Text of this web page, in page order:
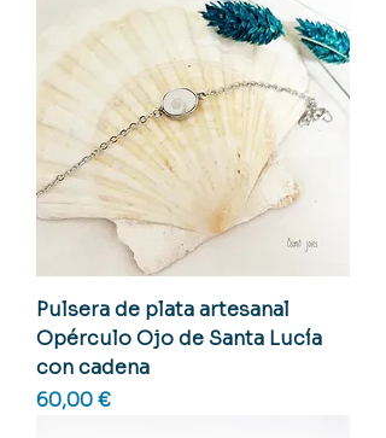
Pulsera de plata artesanal
Opérculo Ojo de Santa Lucía
con cadena
Precio
60,00 €